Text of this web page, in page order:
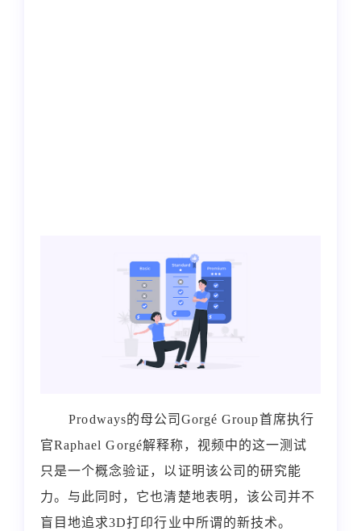
Prodways的母公司 Gorgé Group首席执行
官Raphael Gorgé解释称，视频中的这一测试
只是一个概念验证，以证明该公司的研究能
力。与此同时，它也清楚地表明，该公司并不
盲目地追求3D打印行业中所谓的新技术。